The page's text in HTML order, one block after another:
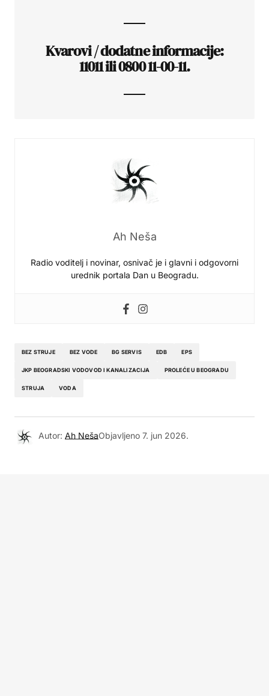
Kvarovi / dodatne informacije:
11011 ili 0800 11-00-11.
Ah Neša
Radio voditelj i novinar, osnivač je i glavni i odgovorni
urednik portala Dan u Beogradu.
BEZ STRUJE BEZ VODE BG SERVIS EDB EPS
JKP BEOGRADSKI VODOVOD I KANALIZACIJA PROLEĆE U BEOGRADU
STRUJA VODA
Autor: Ah NešaObjavljeno 7. jun 2026.